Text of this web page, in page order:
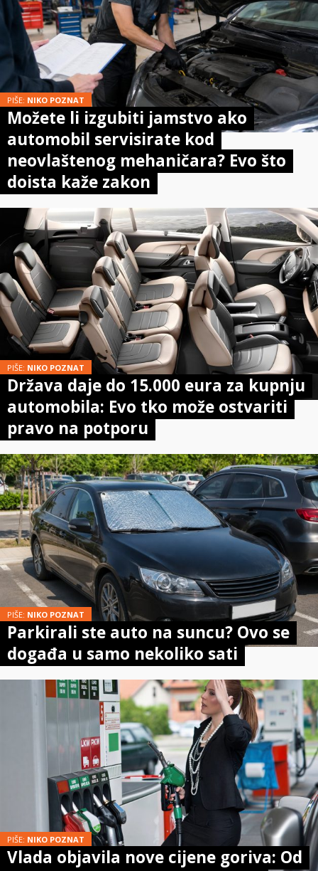
PIŠE: NIKO POZNAT
Možete li izgubiti jamstvo ako
automobil servisirate kod
neovlaštenog mehaničara? Evo što
doista kaže zakon
PIŠE: NIKO POZNAT
Država daje do 15.000 eura za kupnju
automobila: Evo tko može ostvariti
pravo na potporu
PIŠE: NIKO POZNAT
Parkirali ste auto na suncu? Ovo se
događa u samo nekoliko sati
PIŠE: NIKO POZNAT
Vlada objavila nove cijene goriva: Od